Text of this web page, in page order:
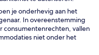
je onderhevig aan het
In overeenstemming
consumentenrechten, vallen
niet onder het